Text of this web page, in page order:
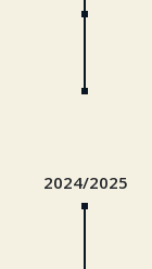
2024/2025